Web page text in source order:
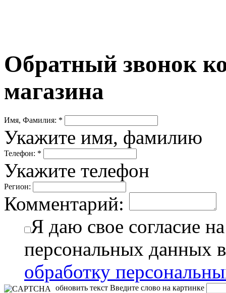
Обратный звонок
магазина
Имя, Фамилия: *
Укажите имя, фамилию
Телефон: *
Укажите телефон
Регион:
Комментарий:
Я даю свое согласие
персональных данных
обработку
обновить текст Введите слово на картинке